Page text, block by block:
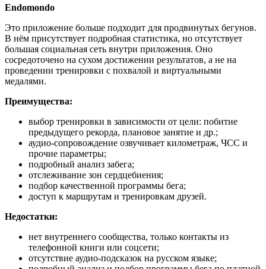
Endomondo
Это приложение больше подходит для продвинутых бегунов.
В нём присутствует подробная статистика, но отсутствует
большая социальная сеть внутри приложения. Оно
сосредоточено на сухом достижении результатов, а не на
проведении тренировки с похвалой и виртуальными
медалями.
Преимущества:
выбор тренировки в зависимости от цели: побитие
предыдущего рекорда, плановое занятие и др.;
аудио-сопровождение озвучивает километраж, ЧСС и
прочие параметры;
подробный анализ забега;
отслеживание зон сердцебиения;
подбор качественной программы бега;
доступ к маршрутам и тренировкам друзей.
Недостатки:
нет внутреннего сообщества, только контакты из
телефонной книги или соцсети;
отсутствие аудио-подсказок на русском языке;